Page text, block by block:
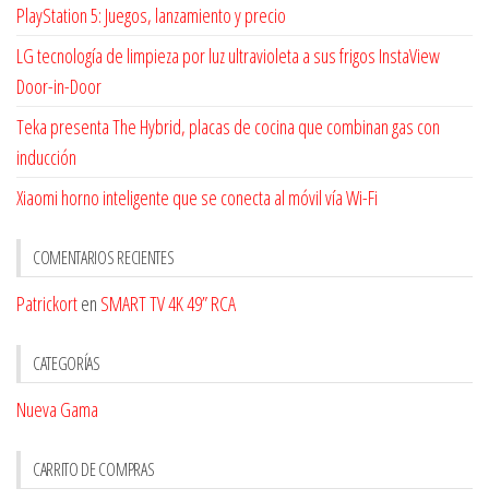
PlayStation 5: Juegos, lanzamiento y precio
LG tecnología de limpieza por luz ultravioleta a sus frigos InstaView
Door-in-Door
Teka presenta The Hybrid, placas de cocina que combinan gas con
inducción
Xiaomi horno inteligente que se conecta al móvil vía Wi-Fi
COMENTARIOS RECIENTES
Patrickorten SMART TV 4K 49” RCA
CATEGORÍAS
Nueva Gama
CARRITO DE COMPRAS